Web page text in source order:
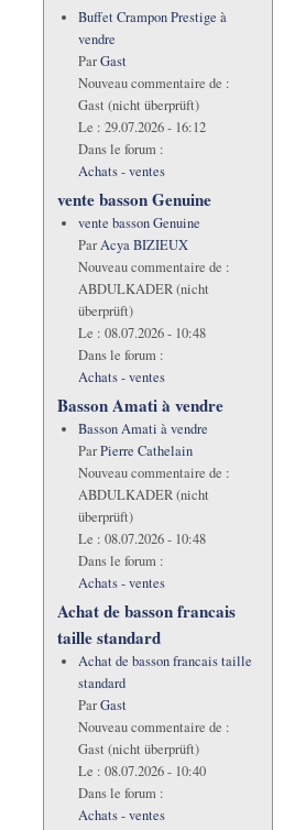
Buffet Crampon Prestige à
vendre
ParGast
Nouveau commentaire de :
Gast (nicht überprüft)
Le : 29.07.2026 - 16:12
Dans le forum :
Achats - ventes
vente basson Genuine
vente basson Genuine
ParAcya BIZIEUX
Nouveau commentaire de :
ABDULKADER (nicht
überprüft)
Le : 08.07.2026 - 10:48
Dans le forum :
Achats - ventes
Basson Amati à vendre
Basson Amati à vendre
ParPierre Cathelain
Nouveau commentaire de :
ABDULKADER (nicht
überprüft)
Le : 08.07.2026 - 10:48
Dans le forum :
Achats - ventes
Achat de basson francais
taille standard
Achat de basson francais taille
standard
ParGast
Nouveau commentaire de :
Gast (nicht überprüft)
Le : 08.07.2026 - 10:40
Dans le forum :
Achats - ventes